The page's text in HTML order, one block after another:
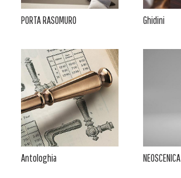
PORTA RASOMURO Ghidini
Antologhia NEOSCENICA